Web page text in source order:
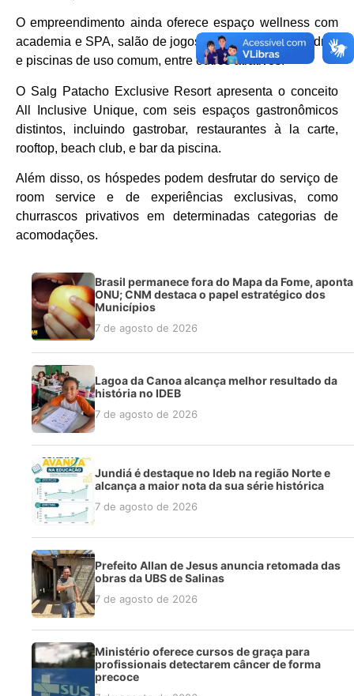
O empreendimento ainda oferece espaço wellness com
academia e SPA, salão de jogos e kids, área de quadras
e piscinas de uso comum, entre outros atrativos.
O Salg Patacho Exclusive Resort apresenta o conceito
All Inclusive Unique, com seis espaços gastronômicos
distintos, incluindo gastrobar, restaurantes à la carte,
rooftop, beach club, e bar da piscina.
Além disso, os hóspedes podem desfrutar do serviço de
room service e de experiências exclusivas, como
churrascos privativos em determinadas categorias de
acomodações.
Brasil permanece fora do Mapa da Fome, aponta
ONU; CNM destaca o papel estratégico dos
Municípios
7 de agosto de 2026
Lagoa da Canoa alcança melhor resultado da
história no IDEB
7 de agosto de 2026
Jundiá é destaque no Ideb na região Norte e
alcança a maior nota da sua série histórica
7 de agosto de 2026
Prefeito Allan de Jesus anuncia retomada das
obras da UBS de Salinas
7 de agosto de 2026
Ministério oferece cursos de graça para
profissionais detectarem câncer de forma
precoce